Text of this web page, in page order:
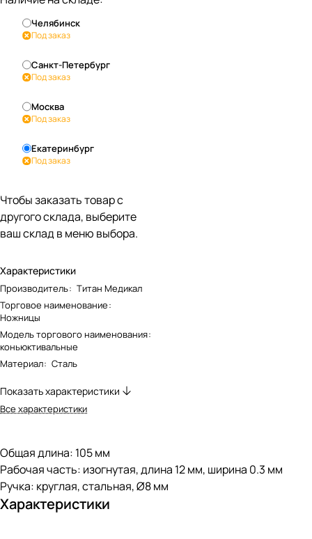
Челябинск
Под заказ
Санкт-Петербург
Под заказ
Москва
Под заказ
Екатеринбург
Под заказ
Чтобы заказать товар с
другого склада, выберите
ваш склад в меню выбора.
Характеристики
Производитель: Титан Медикал
Торговое наименование:
Ножницы
Модель торгового наименования:
коньюктивальные
Материал: Сталь
Показать характеристики
Все характеристики
Общая длина: 105 мм
Рабочая часть: изогнутая, длина 12 мм, ширина 0.3 мм
Ручка: круглая, стальная, Ø8 мм
Характеристики